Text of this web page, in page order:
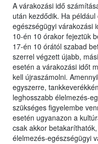
A várakozási idő
után kezdődik. Ha
egészségügyi várakozási
10-én 10 órakor fejeztük
17-én 10 órától szabad
szerrel végzett újabb,
esetén a várakozási időt
kell újraszámolni.
egyszerre,
leghosszabb élelmezés-
szükséges figyelembe
esetén ugyanazon a
csak akkor
élelmezés-egészségügyi